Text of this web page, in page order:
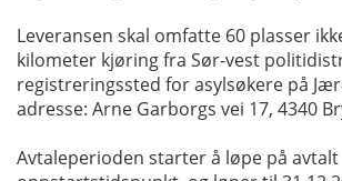
Leveransen skal omfatte 60 plasser
kilometer kjøring fra Sør-vest
registreringssted for asylsøkere på
adresse: Arne Garborgs vei 17, 4340
Avtaleperioden starter å løpe på avtalt